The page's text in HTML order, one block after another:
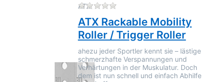
ATX Zu diesem Produkt liegen
ATX Rackable Mobility
Roller / Trigger Roller
ahezu jeder Sportler kennt sie – lästige
schmerzhafte Verspannungen und
Verhärtungen in der Muskulatur. Doch
dem ist nun schnell und einfach Abhilfe